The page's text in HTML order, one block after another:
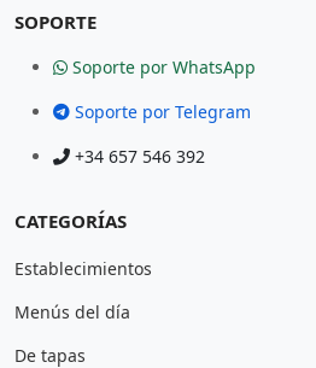
SOPORTE
Soporte por WhatsApp
Soporte por Telegram
+34 657 546 392
CATEGORÍAS
Establecimientos
Menús del día
De tapas